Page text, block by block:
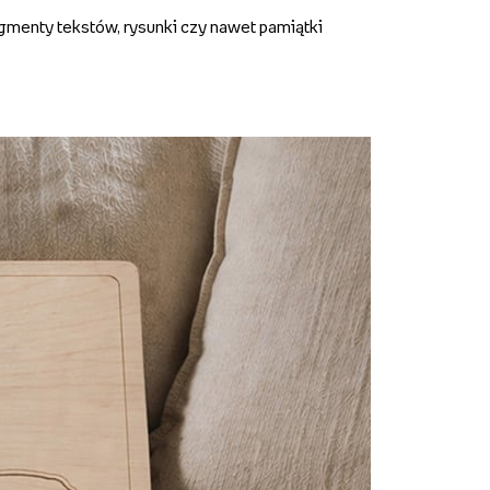
tekstów, rysunki czy nawet pamiątki